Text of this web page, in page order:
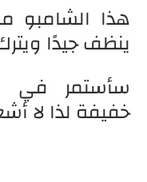
هذا الشامبو
ينظف جيدًا
سأستمر في
خفيفة لذا لا